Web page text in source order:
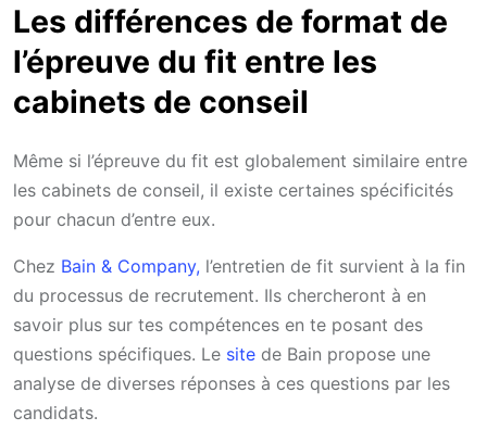
Les différences de format de
l’épreuve du fit entre les
cabinets de conseil
Même si l’épreuve du fit est globalement similaire entre
les cabinets de conseil, il existe certaines spécificités
pour chacun d’entre eux.
Chez Bain & Company, l’entretien de fit survient à la fin
du processus de recrutement. Ils chercheront à en
savoir plus sur tes compétences en te posant des
questions spécifiques. Le site de Bain propose une
analyse de diverses réponses à ces questions par les
candidats.